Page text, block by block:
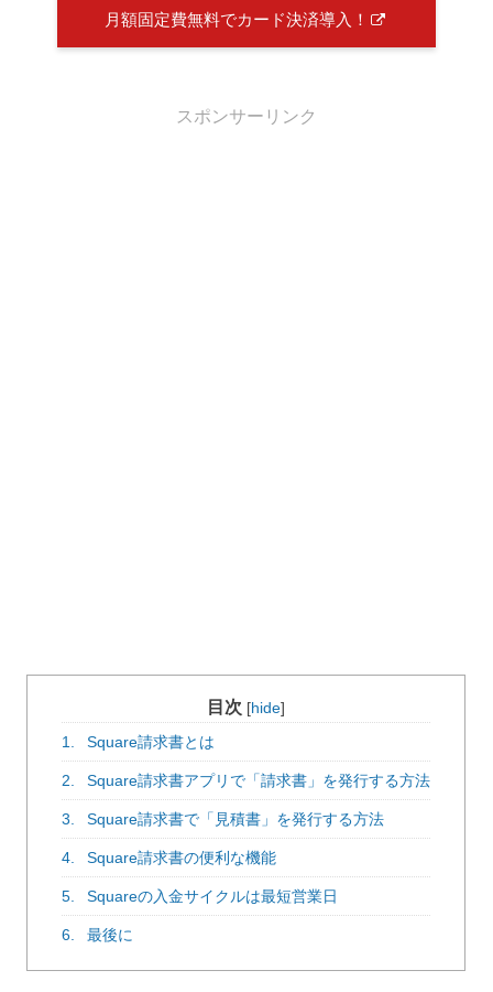
月額固定費無料でカード決済導入！
スポンサーリンク
目次 [hide]
1.
Square請求書とは
2. Square請求書アプリで「請求書」を発行する方法
3. Square請求書で「見積書」を発行する方法
4. Square請求書の便利な機能
5. Squareの入金サイクルは最短営業日
6. 最後に